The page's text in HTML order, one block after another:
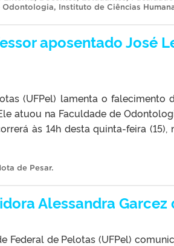
Odontologia, Instituto de Ciências
aposentado José
(UFPel) lamenta o falecimento
atuou na Faculdade de
às 14h desta quinta-feira
de Pesar.
Alessandra Garcez
Federal de Pelotas (UFPel)